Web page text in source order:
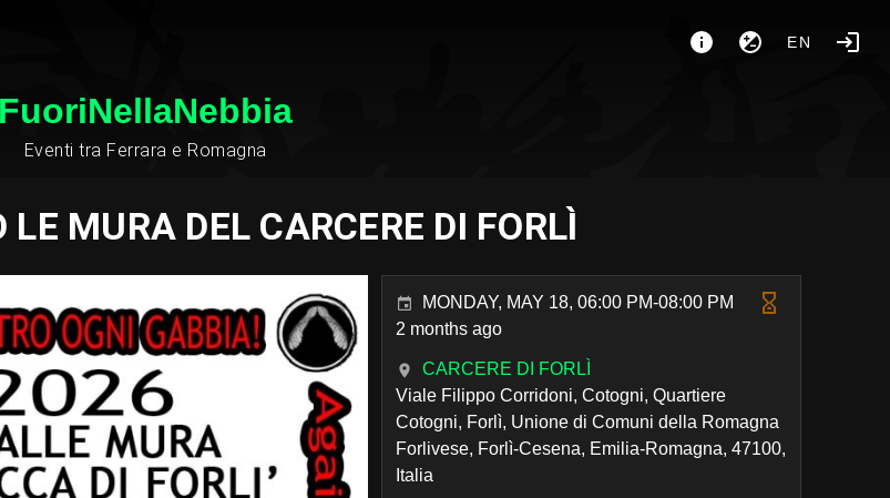
EN
FuoriNellaNebbia
Eventi tra Ferrara e Romagna
LE MURA DEL CARCERE DI FORLÌ
MONDAY, MAY 18, 06:00 PM-08:00 PM
2 months ago
CARCERE DI FORLÌ
Viale Filippo Corridoni, Cotogni, Quartiere
Cotogni, Forlì, Unione di Comuni della Romagna
Forlivese, Forlì-Cesena, Emilia-Romagna, 47100,
Italia